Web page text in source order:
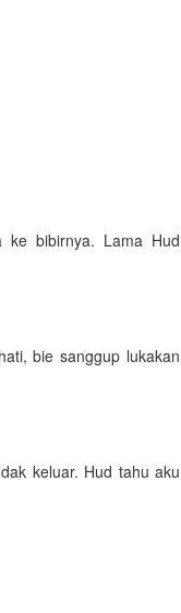
ke bibirnya. Lama Hud
bie sanggup lukakan
keluar. Hud tahu aku